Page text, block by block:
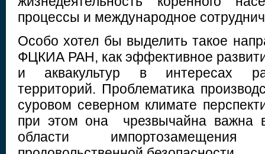
процессы и международное
Особо хотел бы выделить такое
ФЦКИА РАН, как эффективное
и аквакультур в интересах
территорий. Проблематика
суровом северном климате
при этом она чрезвычайна важна
области